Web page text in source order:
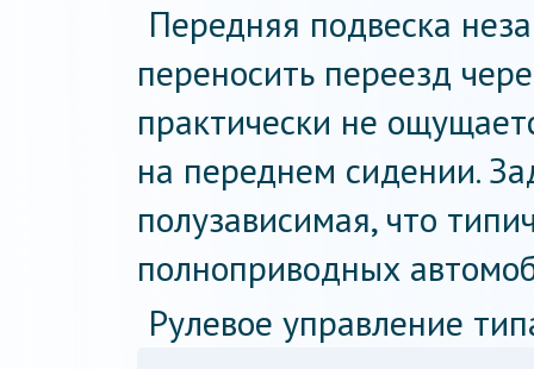
Передняя подвеска
переносить переезд
практически не
на переднем сидении.
полузависимая, что
полноприводных
Рулевое управление